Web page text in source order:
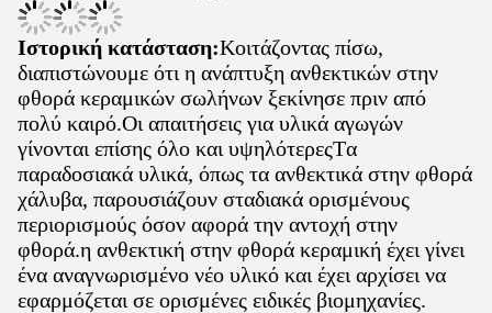
Ιστορική κατάσταση:Κοιτάζοντας πίσω,
διαπιστώνουμε ότι η ανάπτυξη ανθεκτικών στην
φθορά κεραμικών σωλήνων ξεκίνησε πριν από
πολύ καιρό.Οι απαιτήσεις για υλικά αγωγών
γίνονται επίσης όλο και υψηλότερεςΤα
παραδοσιακά υλικά, όπως τα ανθεκτικά στην φθορά
χάλυβα, παρουσιάζουν σταδιακά ορισμένους
περιορισμούς όσον αφορά την αντοχή στην
φθορά.η ανθεκτική στην φθορά κεραμική έχει γίνει
ένα αναγνωρισμένο νέο υλικό και έχει αρχίσει να
εφαρμόζεται σε ορισμένες ειδικές βιομηχανίες.